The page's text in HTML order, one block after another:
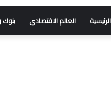
الرئيسية العالم الاقتصادي بنوك